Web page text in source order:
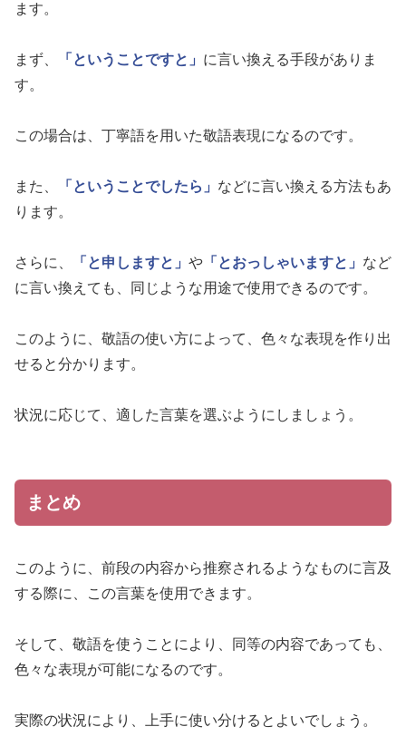
ます。
まず、 「ということですと」 に言い換える手段がありま
す。
この場合は、丁寧語を用いた敬語表現になるのです。
また、 「ということでしたら」 などに言い換える方法もあ
ります。
さらに、 「と申しますと」 や 「とおっしゃいますと」 など
に言い換えても、同じような用途で使用できるのです。
このように、敬語の使い方によって、色々な表現を作り出
せると分かります。
状況に応じて、適した言葉を選ぶようにしましょう。
まとめ
このように、前段の内容から推察されるようなものに言及
する際に、この言葉を使用できます。
そして、敬語を使うことにより、同等の内容であっても、
色々な表現が可能になるのです。
実際の状況により、上手に使い分けるとよいでしょう。